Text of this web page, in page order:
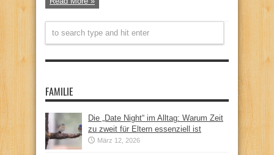
FAMILIE
Die „Date Night“ im Alltag: Warum Zeit
zu zweit für Eltern essenziell ist
März 12, 2026